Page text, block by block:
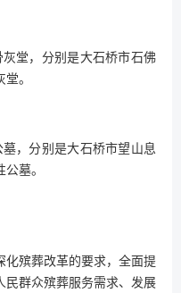
堂，分别是大石桥市石佛
。
，分别是大石桥市望山息
墓。
化殡葬改革的要求，全面提
民群众殡葬服务需求、发展